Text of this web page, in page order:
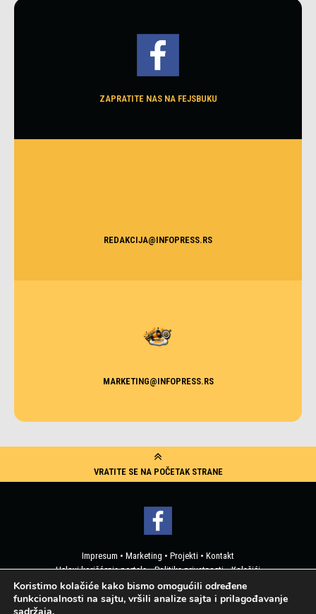
ZAPRATITE NAS NA FEJSBUKU
REDAKCIJA@INFOPRESS.RS
MARKETING@INFOPRESS.RS
VRATITE SE NA POČETAK STRANE
Impresum • Marketing • Projekti • Kontakt
Uslovi korišćenja portala•Politika privatnosti•Kolačići
Pristup korisničkim podacima
Koristimo kolačiće kako bismo omogućili određene
funkcionalnosti na sajtu, vršili analize sajta i prilagođavanje